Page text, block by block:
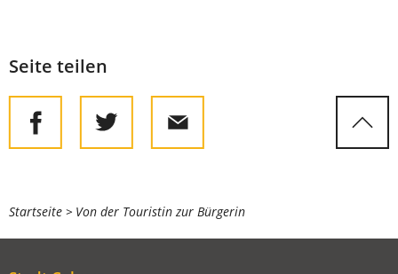
Seite teilen
Sie
befinden
sich
Startseite Von der Touristin zur Bürgerin